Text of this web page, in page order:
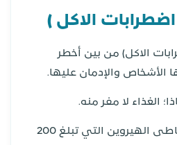
الاكل )
الاكل) من بين أخطر
الأشخاص والإدمان عليها.
الغذاء لا مفر منه.
من الواضح تمامًا أن لتعاطى الهيروين التي تبلغ 200